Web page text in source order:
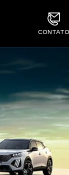
CONTATO